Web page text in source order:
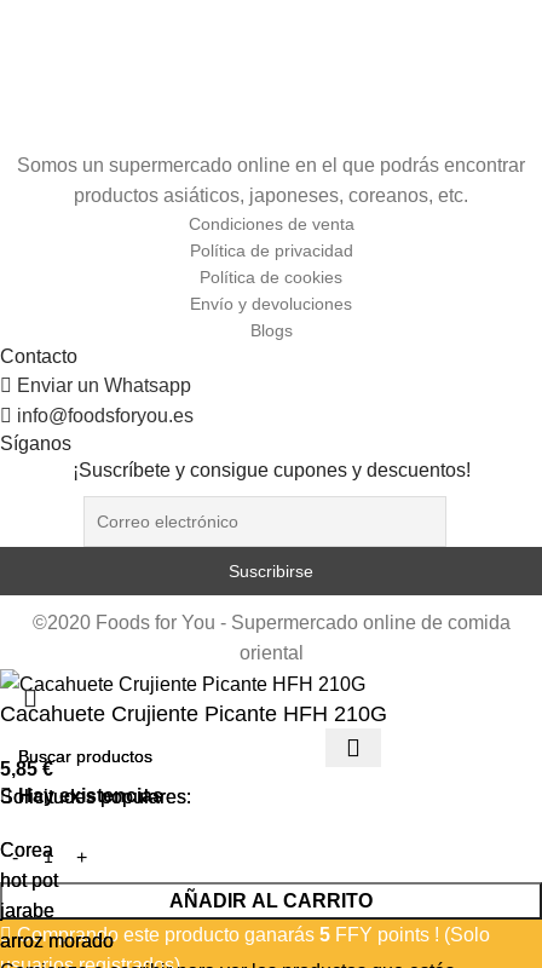
Somos un supermercado online en el que podrás encontrar
productos asiáticos, japoneses, coreanos, etc.
Condiciones de venta
Política de privacidad
Política de cookies
Envío y devoluciones
Blogs
Contacto
Enviar un Whatsapp
info@foodsforyou.es
Síganos
¡Suscríbete y consigue cupones y descuentos!
©2020 Foods for You - Supermercado online de comida
oriental
Solicitudes populares:
Corea
hot pot
jarabe
arroz morado
Solicitudes populares:
Corea
hot pot
jarabe
arroz morado
Cacahuete Crujiente Picante HFH 210G
5,85€
Hay existencias
AÑADIR AL CARRITO
Comprando este producto ganarás 5 FFY points ! (Solo